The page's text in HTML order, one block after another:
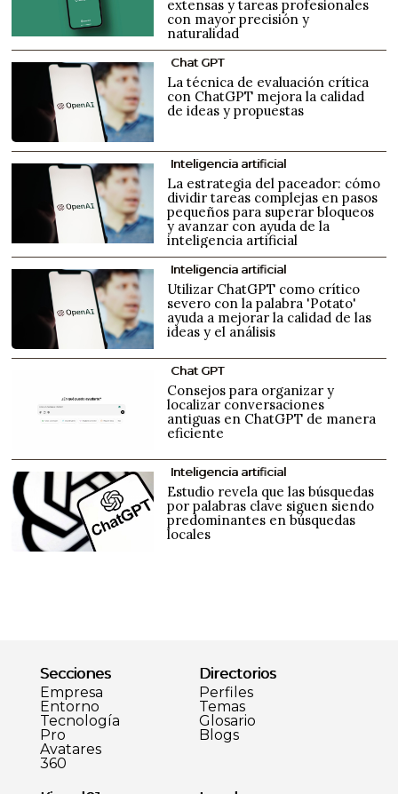
extensas y tareas profesionales
con mayor precisión y
naturalidad
Chat GPT
La técnica de evaluación crítica
con ChatGPT mejora la calidad
de ideas y propuestas
Inteligencia artificial
La estrategia del paceador: cómo
dividir tareas complejas en pasos
pequeños para superar bloqueos
y avanzar con ayuda de la
inteligencia artificial
Inteligencia artificial
Utilizar ChatGPT como crítico
severo con la palabra 'Potato'
ayuda a mejorar la calidad de las
ideas y el análisis
Chat GPT
Consejos para organizar y
localizar conversaciones
antiguas en ChatGPT de manera
eficiente
Inteligencia artificial
Estudio revela que las búsquedas
por palabras clave siguen siendo
predominantes en búsquedas
locales
Secciones
Empresa
Entorno
Tecnología
Pro
Avatares
360
Directorios
Perfiles
Temas
Glosario
Blogs